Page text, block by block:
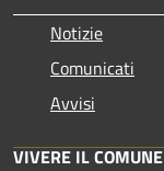
Notizie
Comunicati
Avvisi
VIVERE IL COMUNE